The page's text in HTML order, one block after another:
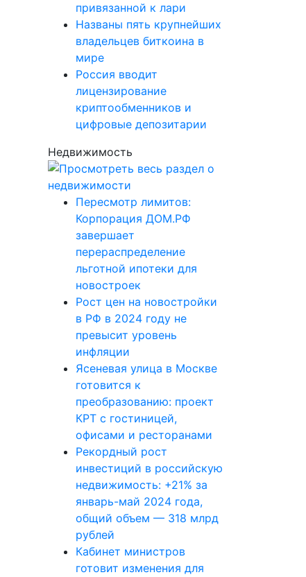
привязанной к лари
Названы пять крупнейших
владельцев биткоина в
мире
Россия вводит
лицензирование
криптообменников и
цифровые депозитарии
Недвижимость
Пересмотр лимитов:
Корпорация ДОМ.РФ
завершает
перераспределение
льготной ипотеки для
новостроек
Рост цен на новостройки
в РФ в 2024 году не
превысит уровень
инфляции
Ясеневая улица в Москве
готовится к
преобразованию: проект
КРТ с гостиницей,
офисами и ресторанами
Рекордный рост
инвестиций в российскую
недвижимость: +21% за
январь-май 2024 года,
общий объем — 318 млрд
рублей
Кабинет министров
готовит изменения для